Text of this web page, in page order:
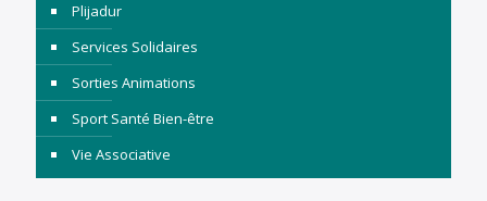
Plijadur
Services Solidaires
Sorties Animations
Sport Santé Bien-être
Vie Associative